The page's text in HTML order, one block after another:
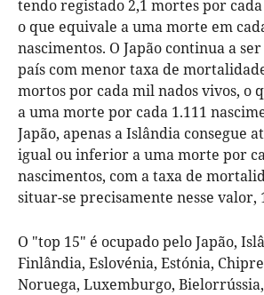
tendo registado 2,1 mortes por
o que equivale a uma morte em
nascimentos. O Japão continua a
país com menor taxa de
mortos por cada mil nados vivos, o
a uma morte por cada 1.111
Japão, apenas a Islândia consegue
igual ou inferior a uma morte por
nascimentos, com a taxa de
situar-se precisamente nesse valor,
O "top 15" é ocupado pelo Japão,
Finlândia, Eslovénia, Estónia,
Noruega, Luxemburgo,